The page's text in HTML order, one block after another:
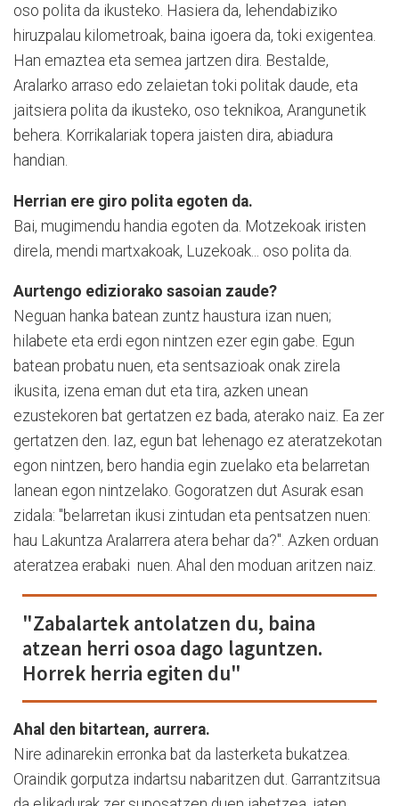
oso polita da ikusteko. Hasiera da, lehendabiziko
hiruzpalau kilometroak, baina igoera da, toki exigentea.
Han emaztea eta semea jartzen dira. Bestalde,
Aralarko arraso edo zelaietan toki politak daude, eta
jaitsiera polita da ikusteko, oso teknikoa, Arangunetik
behera. Korrikalariak topera jaisten dira, abiadura
handian.
Herrian ere giro polita egoten da.
Bai, mugimendu handia egoten da. Motzekoak iristen
direla, mendi martxakoak, Luzekoak... oso polita da.
Aurtengo ediziorako sasoian zaude?
Neguan hanka batean zuntz haustura izan nuen;
hilabete eta erdi egon nintzen ezer egin gabe. Egun
batean probatu nuen, eta sentsazioak onak zirela
ikusita, izena eman dut eta tira, azken unean
ezustekoren bat gertatzen ez bada, aterako naiz. Ea zer
gertatzen den. Iaz, egun bat lehenago ez ateratzekotan
egon nintzen, bero handia egin zuelako eta belarretan
lanean egon nintzelako. Gogoratzen dut Asurak esan
zidala: "belarretan ikusi zintudan eta pentsatzen nuen:
hau Lakuntza Aralarrera atera behar da?". Azken orduan
ateratzea erabaki nuen. Ahal den moduan aritzen naiz.
"Zabalartek antolatzen du, baina
atzean herri osoa dago laguntzen.
Horrek herria egiten du"
Ahal den bitartean, aurrera.
Nire adinarekin erronka bat da lasterketa bukatzea.
Oraindik gorputza indartsu nabaritzen dut. Garrantzitsua